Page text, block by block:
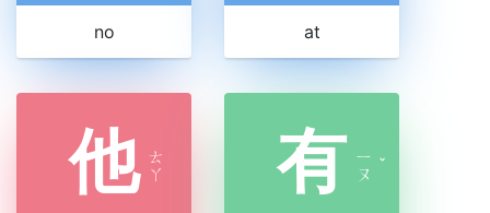
no at
他 ㄊ
ㄚ
有 ㄧ
ㄡ ˇ